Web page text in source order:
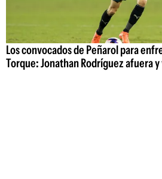
Los convocados de Peñarol para
Torque: Jonathan Rodríguez afuera